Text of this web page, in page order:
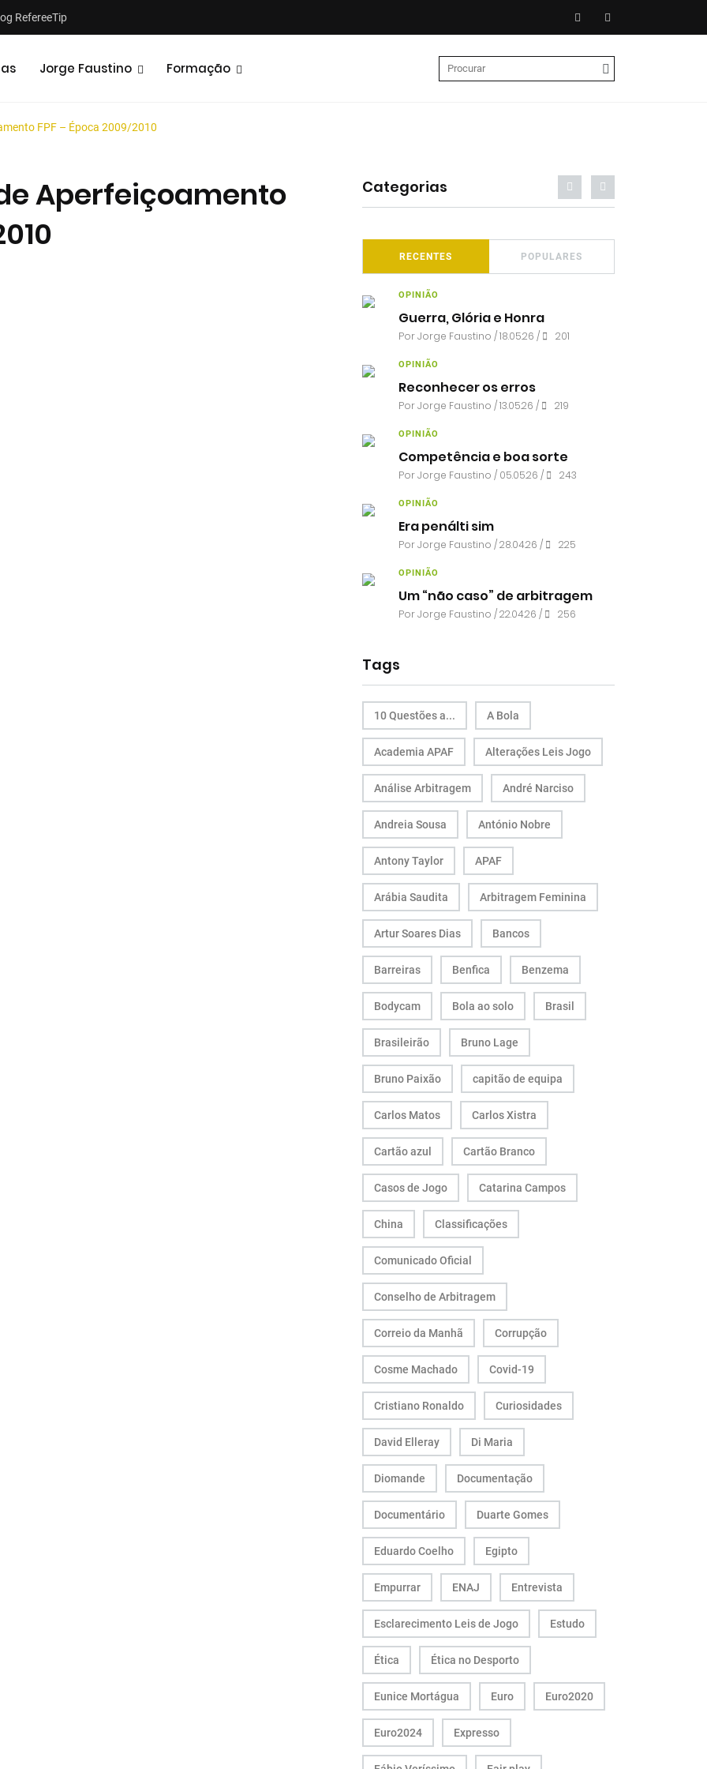
RefereeTip
Jorge Faustino Formação
FPF – Época 2009/2010
Aperfeiçoamento
Categorias
RECENTES POPULARES
OPINIÃO
Guerra, Glória e Honra
PorJorge Faustino / 18.05.26 / 201
OPINIÃO
Reconhecer os erros
PorJorge Faustino / 13.05.26 / 219
OPINIÃO
Competência e boa sorte
PorJorge Faustino / 05.05.26 / 243
OPINIÃO
Era penálti sim
PorJorge Faustino / 28.04.26 / 225
OPINIÃO
Um “não caso” de arbitragem
PorJorge Faustino / 22.04.26 / 256
Tags
10 Questões a... A Bola
Academia APAF Alterações Leis Jogo
Análise Arbitragem André Narciso
Andreia Sousa António Nobre
Antony Taylor APAF
Arábia Saudita Arbitragem Feminina
Artur Soares Dias Bancos
Barreiras Benfica Benzema
Bodycam Bola ao solo Brasil
Brasileirão Bruno Lage
Bruno Paixão capitão de equipa
Carlos Matos Carlos Xistra
Cartão azul Cartão Branco
Casos de Jogo Catarina Campos
China Classificações
Comunicado Oficial
Conselho de Arbitragem
Correio da Manhã Corrupção
Cosme Machado Covid-19
Cristiano Ronaldo Curiosidades
David Elleray Di Maria
Diomande Documentação
Documentário Duarte Gomes
Eduardo Coelho Egipto
Empurrar ENAJ Entrevista
Esclarecimento Leis de Jogo Estudo
Ética Ética no Desporto
Eunice Mortágua Euro Euro2020
Euro2024 Expresso